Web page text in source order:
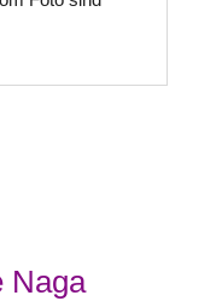
Naga